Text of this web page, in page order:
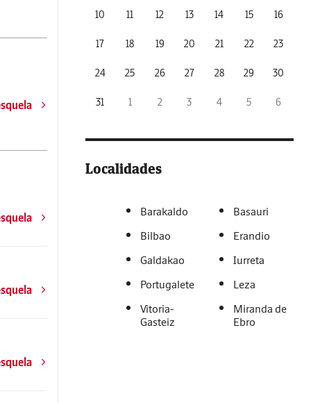
10 11 12 13 14 15 16
17 18 19 20 21 22 23
24 25 26 27 28 29 30
31 1 2 3 4 5 6
Localidades
Barakaldo
Basauri
Bilbao
Erandio
Galdakao
Iurreta
Portugalete
Leza
Vitoria-
Gasteiz
Miranda de
Ebro